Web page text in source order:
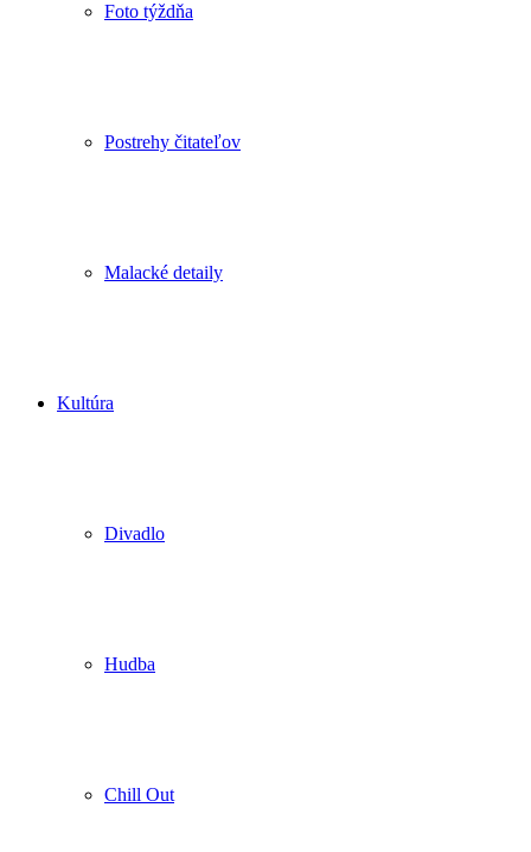
Foto týždňa
Postrehy čitateľov
Malacké detaily
Kultúra
Divadlo
Hudba
Chill Out